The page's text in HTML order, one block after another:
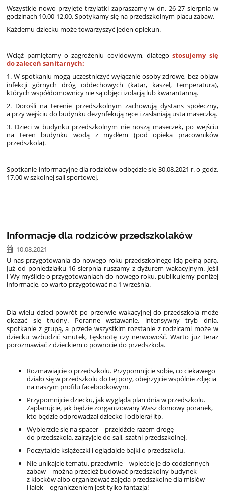
Wszystkie nowo przyjęte trzylatki zapraszamyw dn. 26-27 sierpnia w
godzinach 10.00-12.00. Spotykamy się na przedszkolnym placu zabaw.
Każdemu dziecku może towarzyszyć jeden opiekun.
Wciąż pamiętamy o zagrożeniu covidowym, dlategostosujemy się
do zaleceń sanitarnych:
1. W spotkaniu mogą uczestniczyć wyłącznie osoby zdrowe, bez objaw
infekcji górnych dróg oddechowych (katar, kaszel, temperatura),
których współdomownicy nie są objęci izolacją lub kwarantanną.
2. Dorośli na terenie przedszkolnym zachowują dystans społeczny,
a przy wejściu do budynku dezynfekują ręce i zasłaniają usta maseczką.
3. Dzieci w budynku przedszkolnym nie noszą maseczek, po wejściu
na teren budynku wodą z mydłem (pod opieka pracowników
przedszkola).
Spotkanie informacyjne dla rodziców odbędzie się 30.08.2021 r. o godz.
17.00 w szkolnej sali sportowej.
Informacje dla rodziców przedszkolaków
10.08.2021
U nas przygotowania do nowego roku przedszkolnego idą pełną parą.
Już od poniedziałku 16 sierpnia ruszamy z dyżurem wakacyjnym. Jeśli
i Wy myślicie o przygotowaniach do nowego roku, publikujemy poniżej
informacje, co warto przygotować na 1 września.
Dla wielu dzieci powrót po przerwie wakacyjnej do przedszkola może
okazać się trudny. Poranne wstawanie, intensywny tryb dnia,
spotkanie z grupą, a przede wszystkim rozstanie z rodzicami może w
dziecku wzbudzić smutek, tęsknotę czy nerwowość. Warto już teraz
porozmawiać z dzieckiem o powrocie do przedszkola.
Rozmawiajcie o przedszkolu. Przypomnijcie sobie, co ciekawego
działo się w przedszkolu do tej pory, obejrzyjcie wspólnie zdjęcia
na naszym profilu facebookowym.
Przypomnijcie dziecku, jak wygląda plan dnia w przedszkolu.
Zaplanujcie, jak będzie zorganizowany Wasz domowy poranek,
kto będzie odprowadzał dziecko i odbierał itp.
Wybierzcie się na spacer – przejdźcie razem drogę
do przedszkola, zajrzyjcie do sali, szatni przedszkolnej.
Poczytajcie książeczki i oglądajcie bajki o przedszkolu.
Nie unikajcie tematu, przeciwnie – wplećcie je do codziennych
zabaw – można przecież budować przedszkolny budynek
z klocków albo organizować zajęcia przedszkolne dla misiów
i lalek – ograniczeniem jest tylko fantazja!